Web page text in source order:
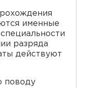
именные
разряда
действуют
поводу